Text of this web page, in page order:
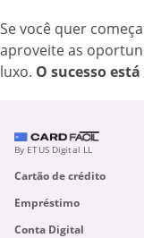
Se você quer
aproveite as
luxo. O sucesso
By ETUS Digital LL
Cartão de crédito
Empréstimo
Conta Digital